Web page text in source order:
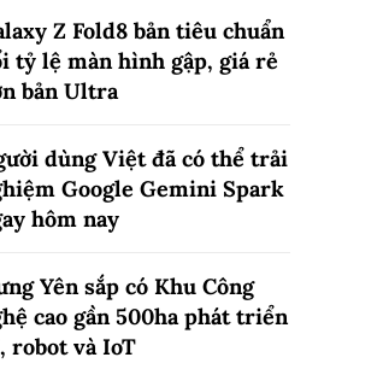
Z Fold8 bản tiêu chuẩn
tỷ lệ màn hình gập, giá rẻ
bản Ultra
dùng Việt đã có thể trải
Google Gemini Spark
hôm nay
Yên sắp có Khu Công
cao gần 500ha phát triển
robot và IoT